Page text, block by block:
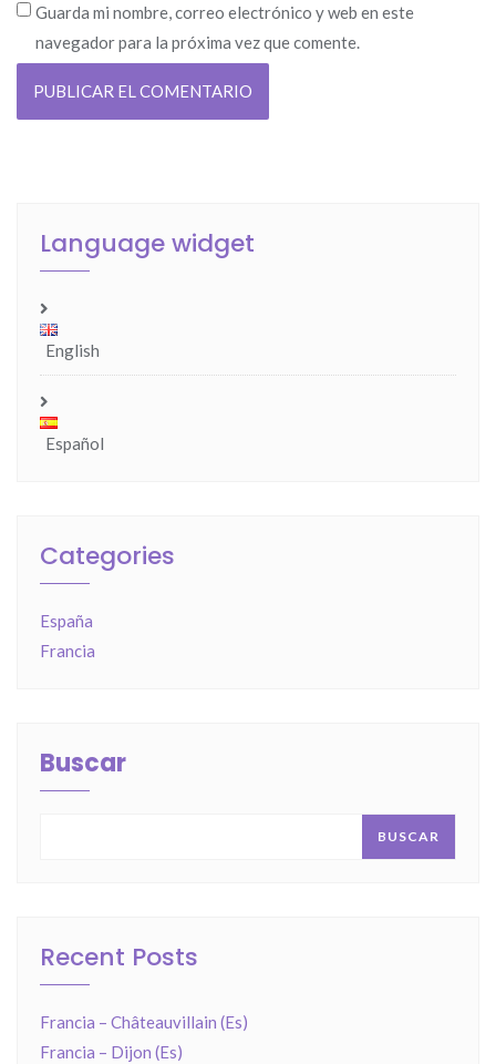
Guarda mi nombre, correo electrónico y web en este
navegador para la próxima vez que comente.
Language widget
English
Español
Categories
España
Francia
Buscar
BUSCAR
Recent Posts
Francia – Châteauvillain (Es)
Francia – Dijon (Es)